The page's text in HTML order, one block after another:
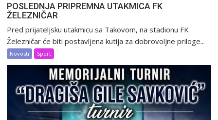
POSLEDNJA PRIPREMNA UTAKMICA FK
ŽELEZNIČAR
Pred prijateljsku utakmicu sa Takovom, na stadionu FK
Železničar će biti postavljena kutija za dobrovoljne priloge...
Novosti Sport